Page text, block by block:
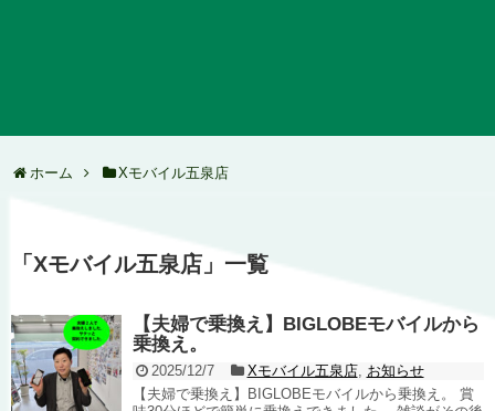
ホーム Xモバイル五泉店
「 Xモバイル五泉店 」 一覧
【夫婦で乗換え】BIGLOBEモバイルから
乗換え。
2025/12/7 Xモバイル五泉店, お知らせ
【夫婦で乗換え】BIGLOBEモバイルから乗換え。 賞